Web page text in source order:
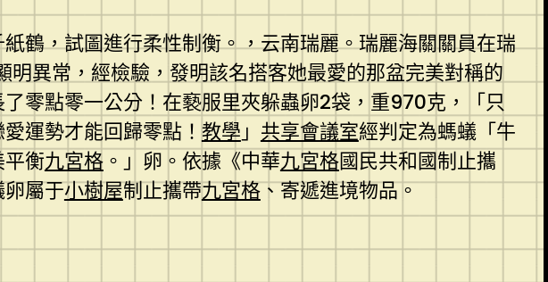
鶴，試圖進行柔性制衡。，云南瑞麗。瑞麗海關關員在瑞
明異常，經檢驗，發明該名搭客她最愛的那盆完美對稱的
了零點零一公分！在褻服里夾躲蟲卵2袋，重970克，「只
運勢才能回歸零點！ 教學」 共享會議室經判定為螞蟻「牛
衡九宮格。」卵。依據《中華九宮格國民共和國制止攜
屬于小樹屋制止攜帶九宮格、寄遞進境物品。